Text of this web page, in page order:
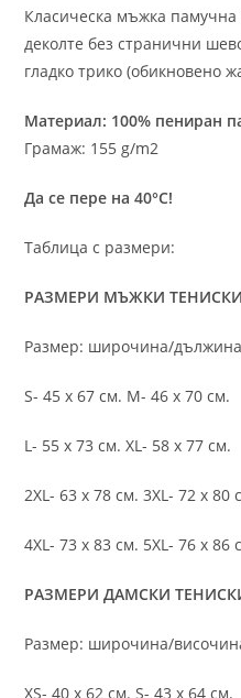
Класическа мъжка памучна
деколте без странични
гладко трико (обикновено
Материал: 100% пениран
Грамаж: 155 g/m2
Да се пере на 40°C!
Таблица с размери:
РАЗМЕРИ МЪЖКИ ТЕНИСКИ
Размер: широчина/дължина
S- 45 х 67 см. M- 46 х 70 см.
L- 55 х 73 см. XL- 58 х 77 см.
2XL- 63 х 78 см. 3XL- 72 х 80
4XL- 73 х 83 см. 5XL- 76 х 86
РАЗМЕРИ ДАМСКИ
Размер: широчина/
XS- 40 х 62 см. S- 43 х 64 см.